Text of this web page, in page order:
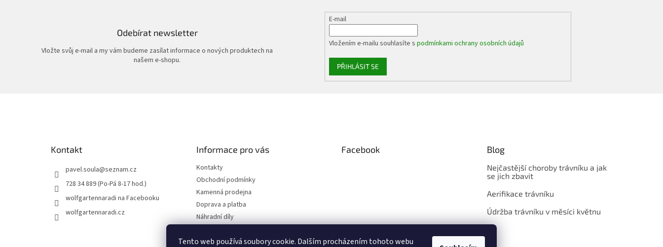
Tento web používá soubory cookie. Dalším procházením tohoto webu
Odebírat newsletter
Vložte svůj e-mail a my vám budeme zasílat informace o nových produktech na
našem e-shopu.
E-mail
Vložením e-mailu souhlasíte spodmínkami ochrany osobních údajů
PŘIHLÁSIT SE
Kontakt
pavel.soula@seznam.cz
728 34 889 (Po-Pá 8-17 hod.)
wolfgartennaradi na Facebooku
wolfgartennaradi.cz
Informace pro vás
Kontakty
Obchodní podmínky
Kamenná prodejna
Doprava a platba
Náhradní díly
Moje objednávka
Facebook Blog
Nejčastější choroby trávníku a jak
se jich zbavit
Aerifikace trávníku
Údržba trávníku v měsíci květnu